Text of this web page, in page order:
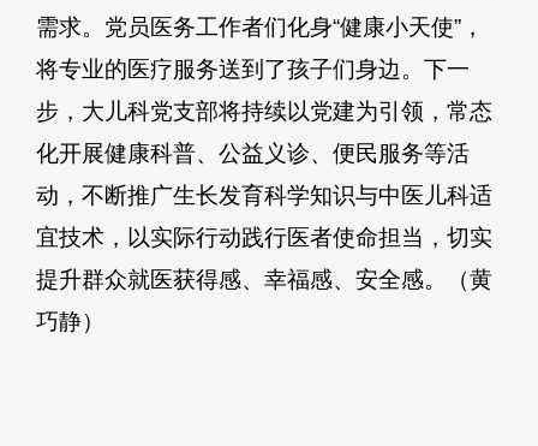
需求。党员医务工作者们化身“健康小天使”，
将专业的医疗服务送到了孩子们身边。下一
步，大儿科党支部将持续以党建为引领，常态
化开展健康科普、公益义诊、便民服务等活
动，不断推广生长发育科学知识与中医儿科适
宜技术，以实际行动践行医者使命担当，切实
提升群众就医获得感、幸福感、安全感。（黄
巧静）